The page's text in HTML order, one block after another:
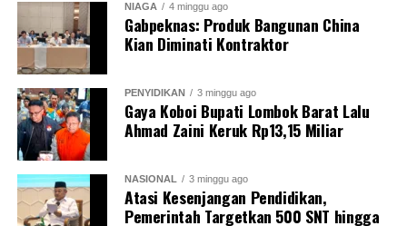
NIAGA 4 minggu ago
Gabpeknas: Produk Bangunan China
Kian Diminati Kontraktor
PENYIDIKAN 3 minggu ago
Gaya Koboi Bupati Lombok Barat Lalu
Ahmad Zaini Keruk Rp13,15 Miliar
NASIONAL 3 minggu ago
Atasi Kesenjangan Pendidikan,
Pemerintah Targetkan 500 SNT hingga